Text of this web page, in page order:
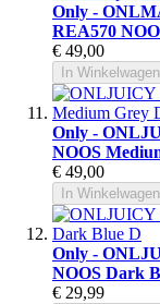
Only -
REA570
€ 49,00
In Winkelwagen
Only -
NOOS
€ 49,00
In Winkelwagen
Only -
NOOS Dark
€ 29,99